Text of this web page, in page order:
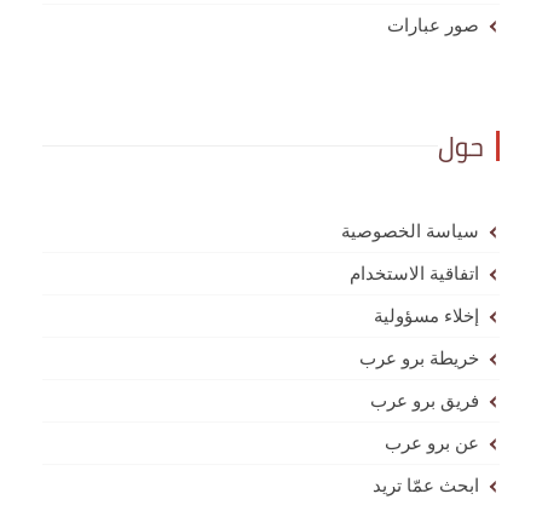
صور عبارات
حول
سياسة الخصوصية
اتفاقية الاستخدام
إخلاء مسؤولية
خريطة برو عرب
فريق برو عرب
عن برو عرب
ابحث عمّا تريد